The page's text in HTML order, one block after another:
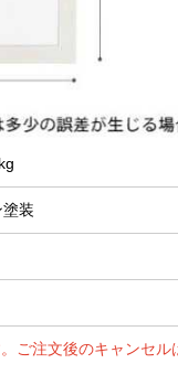
装
ご注文後のキャンセル